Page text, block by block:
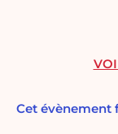
Cet évènement